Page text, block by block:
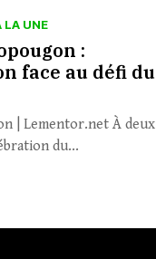
LA UNE
:
face au défi du
| Lementor.net À deux
du...